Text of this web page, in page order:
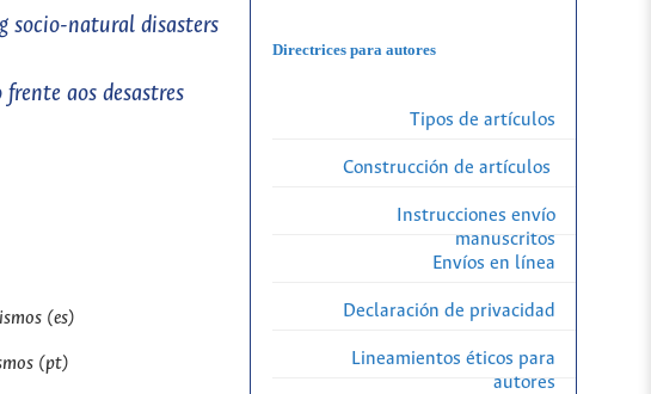
socio-natural disasters
aos desastres
(es)
(pt)
Directrices para autores
Tipos de artículos
Construcción de artículos
Instrucciones envío
manuscritos
Envíos en línea
Declaración de privacidad
Lineamientos éticos para
autores